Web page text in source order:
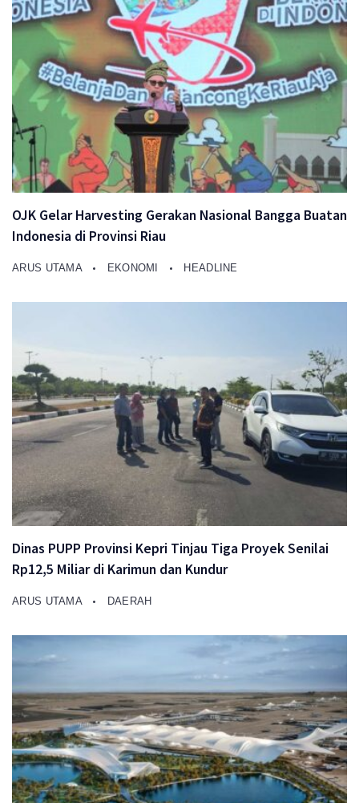
OJK Gelar Harvesting Gerakan Nasional Bangga Buatan
Indonesia di Provinsi Riau
ARUS UTAMA EKONOMI HEADLINE
Dinas PUPP Provinsi Kepri Tinjau Tiga Proyek Senilai
Rp12,5 Miliar di Karimun dan Kundur
ARUS UTAMA DAERAH